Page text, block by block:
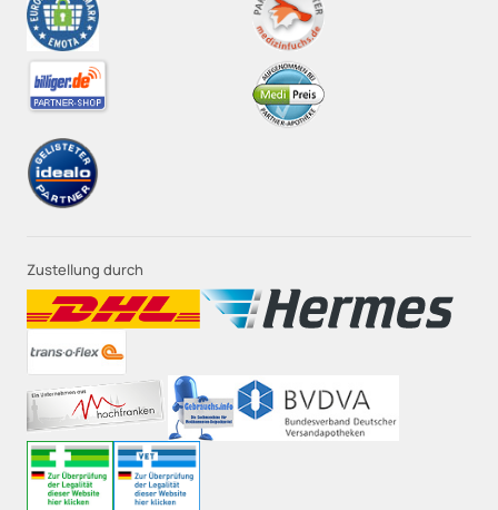
Zustellung durch